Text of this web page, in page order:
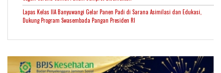
Lapas Kelas IIA Banyuwangi Gelar Panen Padi di Sarana Asimilasi dan Edukasi,
Dukung Program Swasembada Pangan Presiden RI